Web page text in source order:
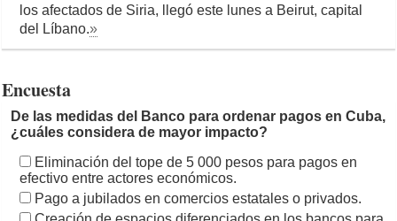
los afectados de Siria, llegó este lunes a Beirut, capital
del Líbano.»
Encuesta
De las medidas del Banco para ordenar pagos en Cuba,
¿cuáles considera de mayor impacto?
Eliminación del tope de 5 000 pesos para pagos en
efectivo entre actores económicos.
Pago a jubilados en comercios estatales o privados.